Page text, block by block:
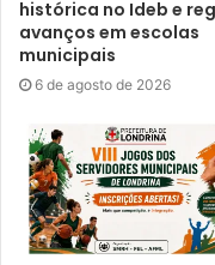
De acordo com o
infecção aguda do
vírus da influenza,
principalmente os
dos casos sazonais.
febre, dor de
cabeça.
histórica no Ideb e
avanços em escolas
municipais
6 de agosto de 2026